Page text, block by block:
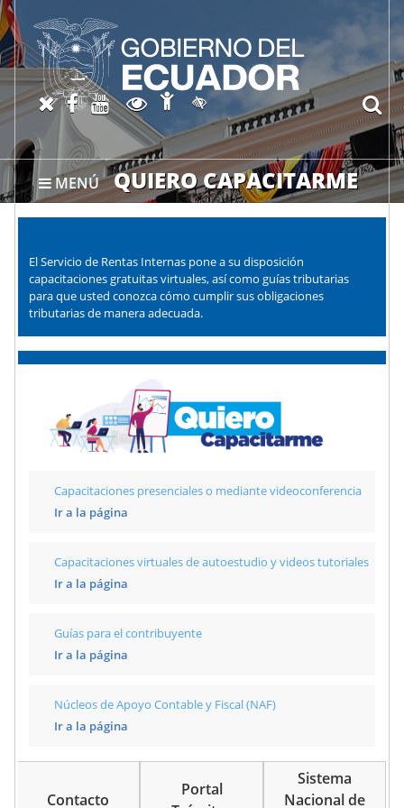
MENÚ QUIERO CAPACITARME
X oficial del SRI
Facebook oficial SRI
Canal del SRI en YouTube
Abrir página de
Abrir página de
Activar/quitar contraste
El Servicio de Rentas Internas pone a su disposición
capacitaciones gratuitas virtuales, así como guías tributarias
para que usted conozca cómo cumplir sus obligaciones
tributarias de manera adecuada.
Capacitaciones presenciales o mediante videoconferencia
Ir a la página
Capacitaciones virtuales de autoestudio y videos tutoriales
Ir a la página
Guías para el contribuyente
Ir a la página
Núcleos de Apoyo Contable y Fiscal (NAF)
Ir a la página
Contacto
Portal
Sistema
Nacional de